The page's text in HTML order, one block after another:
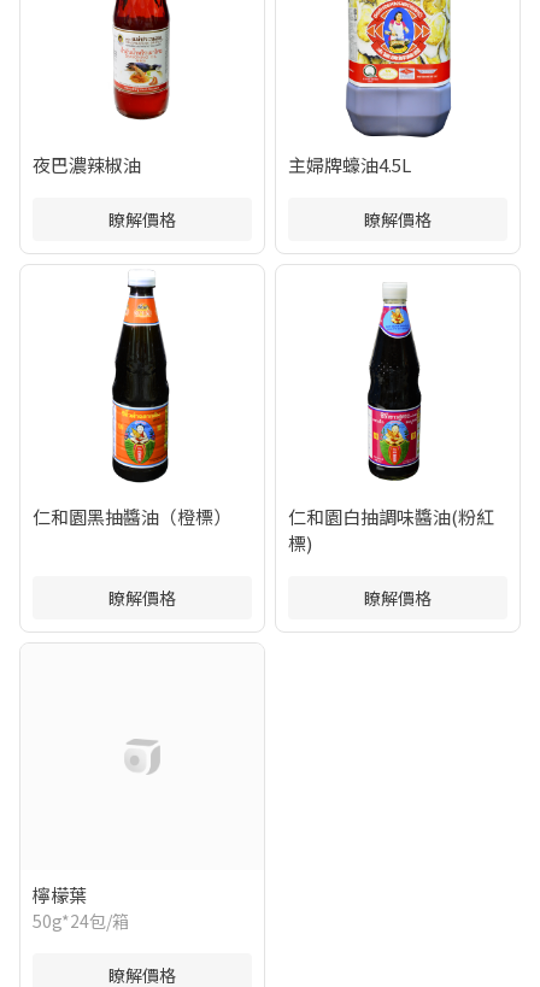
夜巴濃辣椒油
瞭解價格
主婦牌蠔油4.5L
瞭解價格
仁和園黑抽醬油（橙標）
瞭解價格
仁和園白抽調味醬油(粉紅
標)
瞭解價格
檸檬葉
50g*24包/箱
瞭解價格